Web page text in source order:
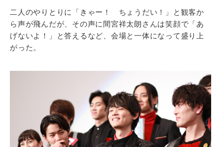
二人のやりとりに「きゃー！ ちょうだい！」と観客か
ら声が飛んだが、その声に間宮祥太朗さんは笑顔で「あ
げないよ！」と答えるなど、会場と一体になって盛り上
がった。